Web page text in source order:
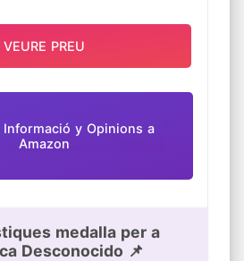
Informació y Opinions a
Amazon
medalla per a
Desconocido 📌
VEURE PREU